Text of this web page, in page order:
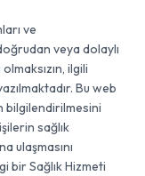
ve
veya dolaylı
ilgili
Bu web
bilgilendirilmesini
sağlık
ulaşmasını
bir Sağlık Hizmeti